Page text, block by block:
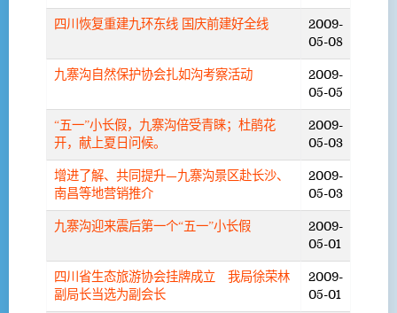
四川恢复重建九环东线 国庆前建好全线
2009-
05-08
九寨沟自然保护协会扎如沟考察活动
2009-
05-05
“五一”小长假，九寨沟倍受青睐；杜鹃花
开，献上夏日问候。
2009-
05-03
增进了解、共同提升—九寨沟景区赴长沙、
南昌等地营销推介
2009-
05-03
九寨沟迎来震后第一个“五一”小长假
2009-
05-01
四川省生态旅游协会挂牌成立 我局徐荣林
副局长当选为副会长
2009-
05-01